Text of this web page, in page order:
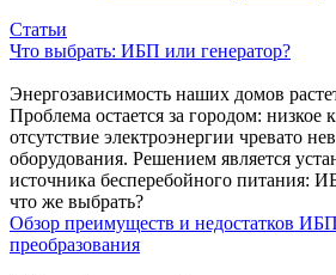
Статьи
Что выбрать: ИБП или генератор?
Энергозависимость наших домов
Проблема остается за городом: низкое
отсутствие электроэнергии чревато
оборудования. Решением является
источника бесперебойного питания:
что же выбрать?
Обзор преимуществ и недостатков
преобразования